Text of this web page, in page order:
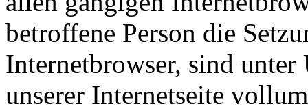
betroffene Person die
Internetbrowser, sind
unserer Internetseite